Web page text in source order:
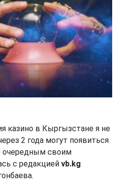
казино в Кыргызстане я не
2 года могут появиться
очередным своим
с редакцией vb.kg